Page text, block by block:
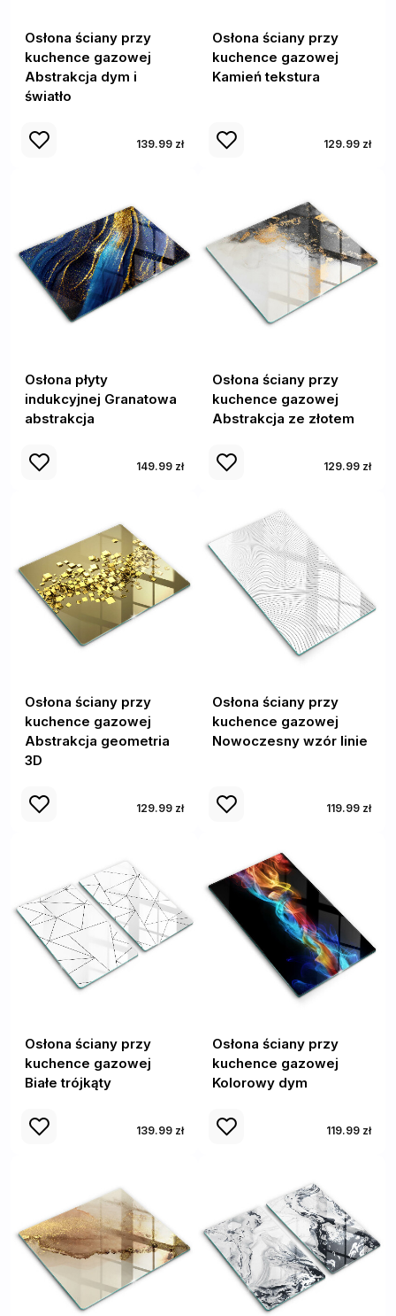
Osłona ściany przy
kuchence gazowej
Abstrakcja dym i
światło
139.99 zł
Osłona ściany przy
kuchence gazowej
Kamień tekstura
129.99 zł
Osłona płyty
indukcyjnej Granatowa
abstrakcja
149.99 zł
Osłona ściany przy
kuchence gazowej
Abstrakcja ze złotem
129.99 zł
Osłona ściany przy
kuchence gazowej
Abstrakcja geometria
3D
129.99 zł
Osłona ściany przy
kuchence gazowej
Nowoczesny wzór linie
119.99 zł
Osłona ściany przy
kuchence gazowej
Białe trójkąty
139.99 zł
Osłona ściany przy
kuchence gazowej
Kolorowy dym
119.99 zł